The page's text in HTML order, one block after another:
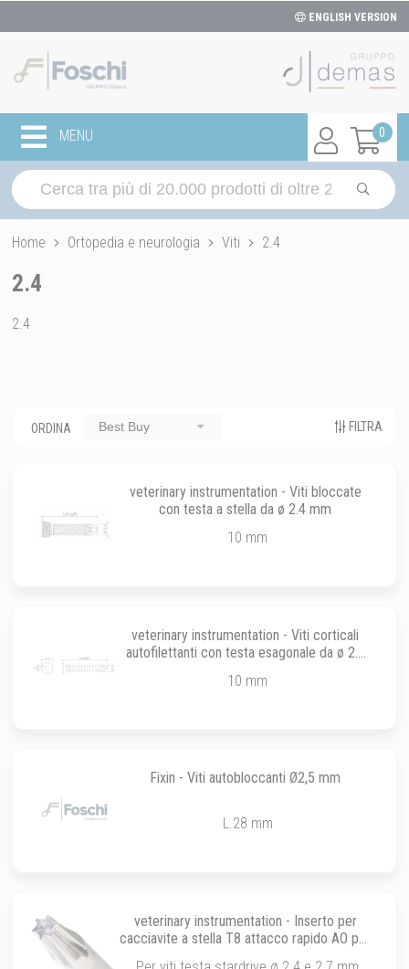
ENGLISH VERSION
0
MENU
Home Ortopedia e neurologia Viti 2.4
2.4
2.4
ORDINA Best Buy FILTRA
veterinary instrumentation - Viti bloccate
con testa a stella da ø 2.4 mm
10 mm
veterinary instrumentation - Viti corticali
autofilettanti con testa esagonale da ø 2.4
10 mm
Fixin - Viti autobloccanti Ø2,5 mm
L.28 mm
veterinary instrumentation - Inserto per
cacciavite a stella T8 attacco rapido AO per